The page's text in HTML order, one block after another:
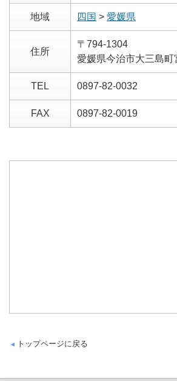
地域 四国 > 愛媛県
住所
〒794-1304
愛媛県今治市大三島町
TEL 0897-82-0032
FAX 0897-82-0019
トップページに戻る